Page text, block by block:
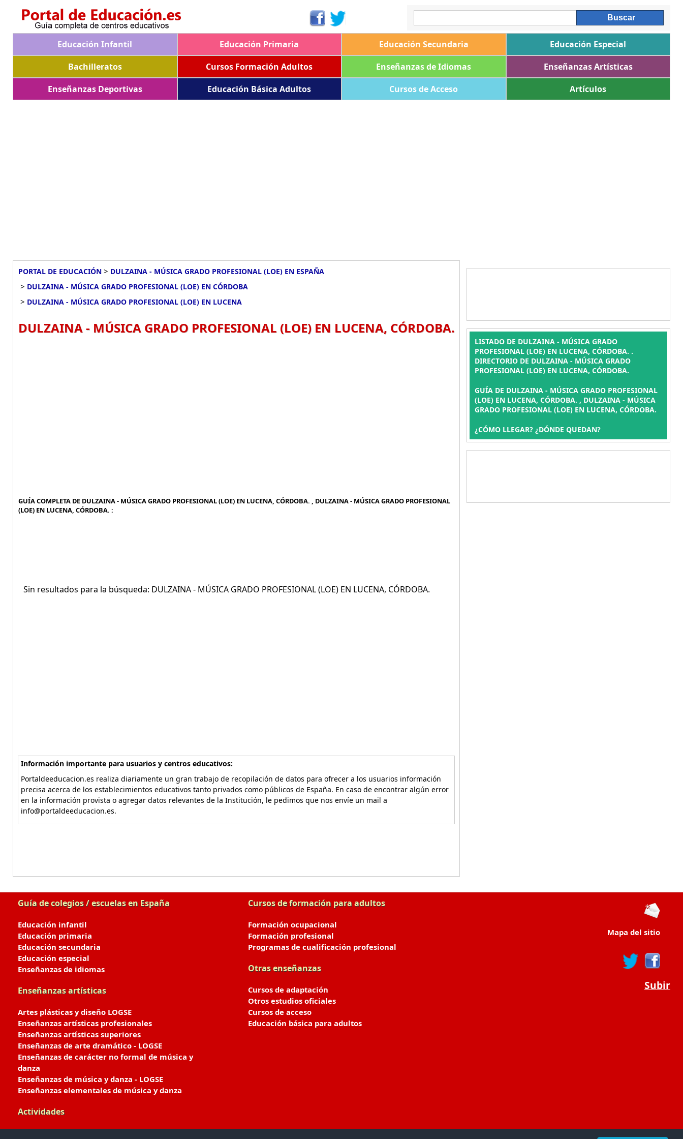
Educación Infantil Educación Primaria Educación Secundaria
Educación Especial
Bachilleratos
Cursos Formación Adultos Enseñanzas de Idiomas
Enseñanzas Artísticas
Enseñanzas Deportivas
Educación Básica Adultos Cursos de Acceso Artículos
PORTAL DE EDUCACIÓN > DULZAINA - MÚSICA GRADO PROFESIONAL (LOE) EN ESPAÑA
> DULZAINA - MÚSICA GRADO PROFESIONAL (LOE) EN CÓRDOBA
> DULZAINA - MÚSICA GRADO PROFESIONAL (LOE) EN LUCENA
DULZAINA - MÚSICA GRADO PROFESIONAL (LOE) EN LUCENA, CÓRDOBA.
GUÍA COMPLETA DE DULZAINA - MÚSICA GRADO PROFESIONAL (LOE) EN LUCENA, CÓRDOBA. , DULZAINA - MÚSICA GRADO PROFESIONAL
(LOE) EN LUCENA, CÓRDOBA. :
Sin resultados para la búsqueda: DULZAINA - MÚSICA GRADO PROFESIONAL (LOE) EN LUCENA, CÓRDOBA.
Información importante para usuarios y centros educativos:
Portaldeeducacion.es realiza diariamente un gran trabajo de recopilación de datos para ofrecer a los usuarios información
precisa acerca de los establecimientos educativos tanto privados como públicos de España. En caso de encontrar algún error
en la información provista o agregar datos relevantes de la Institución, le pedimos que nos envíe un mail a
info@portaldeeducacion.es.
LISTADO DE DULZAINA - MÚSICA GRADO
PROFESIONAL (LOE) EN LUCENA, CÓRDOBA. .
DIRECTORIO DE DULZAINA - MÚSICA GRADO
PROFESIONAL (LOE) EN LUCENA, CÓRDOBA.
GUÍA DE DULZAINA - MÚSICA GRADO PROFESIONAL
(LOE) EN LUCENA, CÓRDOBA. , DULZAINA - MÚSICA
GRADO PROFESIONAL (LOE) EN LUCENA, CÓRDOBA.
¿CÓMO LLEGAR? ¿DÓNDE QUEDAN?
Guía de colegios / escuelas en España
Educación infantil
Educación primaria
Educación secundaria
Educación especial
Enseñanzas de idiomas
Enseñanzas artísticas
Artes plásticas y diseño LOGSE
Enseñanzas artísticas profesionales
Enseñanzas artísticas superiores
Enseñanzas de arte dramático - LOGSE
Enseñanzas de carácter no formal de música y
danza
Enseñanzas de música y danza - LOGSE
Enseñanzas elementales de música y danza
Actividades
Cursos de formación para adultos
Formación ocupacional
Formación profesional
Programas de cualificación profesional
Otras enseñanzas
Cursos de adaptación
Otros estudios oficiales
Cursos de acceso
Educación básica para adultos
Mapa del sitio
Subir